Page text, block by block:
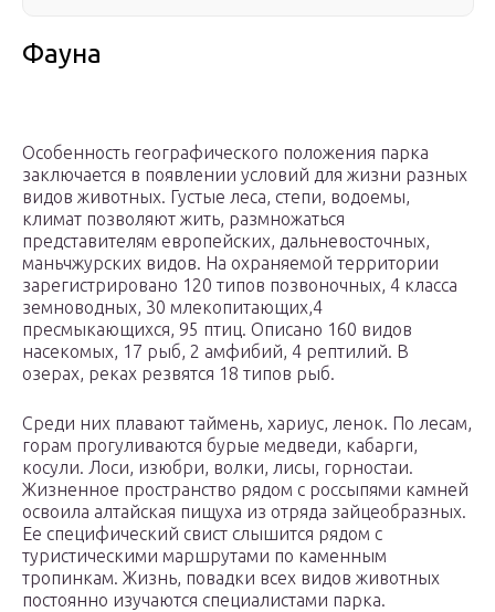
Фауна
Особенность географического положения парка
заключается в появлении условий для жизни разных
видов животных. Густые леса, степи, водоемы,
климат позволяют жить, размножаться
представителям европейских, дальневосточных,
маньчжурских видов. На охраняемой территории
зарегистрировано 120 типов позвоночных, 4 класса
земноводных, 30 млекопитающих,4
пресмыкающихся, 95 птиц. Описано 160 видов
насекомых, 17 рыб, 2 амфибий, 4 рептилий. В
озерах, реках резвятся 18 типов рыб.
Среди них плавают таймень, хариус, ленок. По лесам,
горам прогуливаются бурые медведи, кабарги,
косули. Лоси, изюбри, волки, лисы, горностаи.
Жизненное пространство рядом с россыпями камней
освоила алтайская пищуха из отряда зайцеобразных.
Ее специфический свист слышится рядом с
туристическими маршрутами по каменным
тропинкам. Жизнь, повадки всех видов животных
постоянно изучаются специалистами парка.